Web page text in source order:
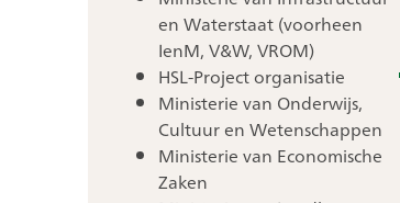
en Waterstaat (voorheen
IenM, V&W, VROM)
HSL-Project organisatie
Ministerie van Onderwijs,
Cultuur en Wetenschappen
Ministerie van Economische
Zaken